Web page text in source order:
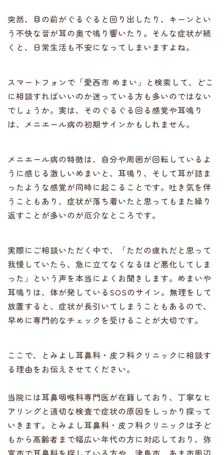
突然、目の前がぐるぐると回り出したり、キーンとい
う不快な音が耳の奥で鳴り響いたり。そんな症状が続
くと、日常生活も不安になってしまいますよね。
スマートフォンで「愛西市 めまい」と検索して、どこ
に相談すればいいのか迷っている方も多いのではない
でしょうか。実は、そのぐるぐる回る感覚や耳鳴り
は、メニエール病の初期サインかもしれません。
メニエール病の特徴は、自分や周囲が回転しているよ
うに感じる激しいめまいと、耳鳴り、そして耳が詰ま
ったような感覚が同時に起こることです。吐き気を伴
うこともあり、症状が落ち着いたと思ってもまた繰り
返すことが多いのが厄介なところです。
実際にご相談いただく中で、「ただの疲れだと思って
我慢していたら、急に立てなくなるほど悪化してしま
った」という声を本当によくお聞きします。めまいや
耳鳴りは、体が発しているSOSのサイン。無理をして
放置すると、症状が長引いてしまうこともあるので、
早めに専門的なチェックを受けることが大切です。
ここで、とみよし耳鼻科・皮フ科クリニックに相談す
る理由をお伝えさせてください。
当院には耳鼻咽喉科専門医が在籍しており、丁寧なヒ
アリングと適切な検査で症状の原因をしっかり探って
いきます。とみよし耳鼻科・皮フ科クリニックは子ど
もから高齢者まで幅広い年代の方に対応しており、弥